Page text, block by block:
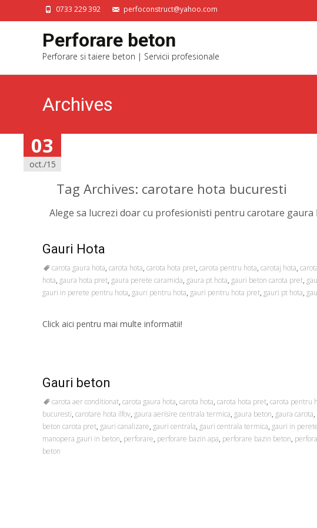
0733 229 392 perfoconstruct@yahoo.com
Perforare beton
Perforare si taiere beton | Servicii profesionale
Archives
Tag Archives: carotare hota bucuresti
Alege sa lucrezi doar cu profesionisti pentru carotare
03
oct./15
Gauri Hota
carota gaura hota, carota hota, carota hota pret, carota pentru hota, carotaj hota,
hota, gaura hota pret, gaura perete caramida, gaura pt hota, gauri beton carota pret,
gauri in perete pentru hota, gauri pentru hota, gauri pentru hota pret, gauri pt hota,
Click aici pentru mai multe informatii!
03
oct./15
Gauri beton
carota aer conditionat, carota gaura hota, carota hota, carota hota pret, carota pentru
bucuresti, carotare hota ilfov, gaura aerisire centrala termica, gaura beton, gaura carota,
beton carota pret, gauri canalizare, gauri centrala, gauri centrala termica, gauri in
manopera gauri in beton, perforare, perforare bazin apa, perforare bazin beton,
beton